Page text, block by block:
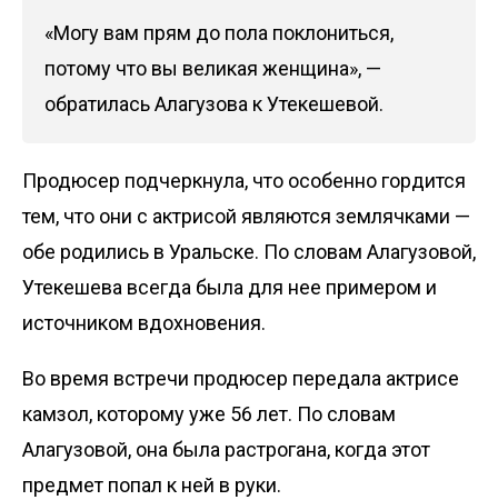
«Могу вам прям до пола поклониться,
потому что вы великая женщина», —
обратилась Алагузова к Утекешевой.
Продюсер подчеркнула, что особенно гордится
тем, что они с актрисой являются землячками —
обе родились в Уральске. По словам Алагузовой,
Утекешева всегда была для нее примером и
источником вдохновения.
Во время встречи продюсер передала актрисе
камзол, которому уже 56 лет. По словам
Алагузовой, она была растрогана, когда этот
предмет попал к ней в руки.